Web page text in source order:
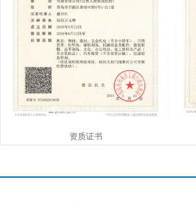
资质证书